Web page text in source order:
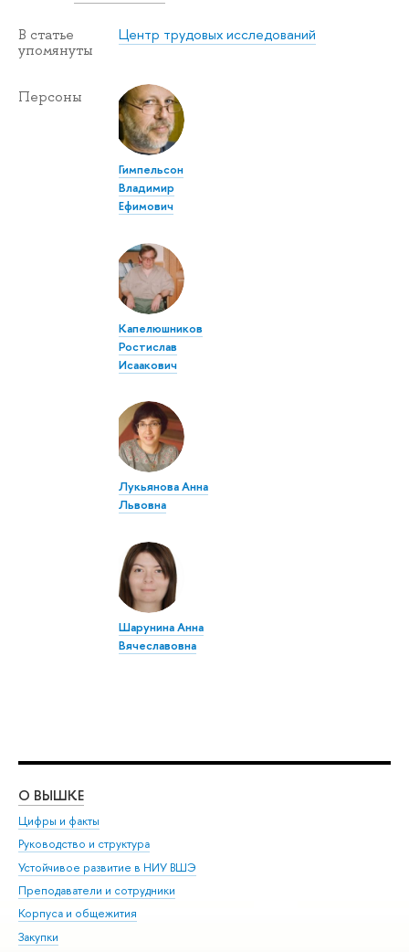
В статье
упомянуты
Центр трудовых исследований
Персоны
Гимпельсон
Владимир
Ефимович
Капелюшников
Ростислав
Исаакович
Лукьянова Анна
Львовна
Шарунина Анна
Вячеславовна
О ВЫШКЕ
Цифры и факты
Руководство и структура
Устойчивое развитие в НИУ ВШЭ
Преподаватели и сотрудники
Корпуса и общежития
Закупки